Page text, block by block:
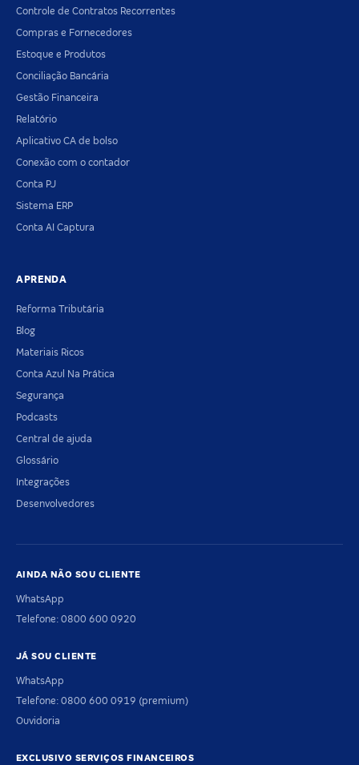
Controle de Contratos Recorrentes
Compras e Fornecedores
Estoque e Produtos
Conciliação Bancária
Gestão Financeira
Relatório
Aplicativo CA de bolso
Conexão com o contador
Conta PJ
Sistema ERP
Conta AI Captura
APRENDA
Reforma Tributária
Blog
Materiais Ricos
Conta Azul Na Prática
Segurança
Podcasts
Central de ajuda
Glossário
Integrações
Desenvolvedores
AINDA NÃO SOU CLIENTE
WhatsApp
Telefone: 0800 600 0920
JÁ SOU CLIENTE
WhatsApp
Telefone: 0800 600 0919 (premium)
Ouvidoria
EXCLUSIVO SERVIÇOS FINANCEIROS